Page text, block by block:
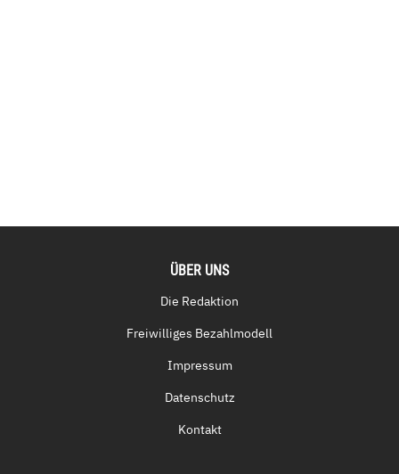
ÜBER UNS
Die Redaktion
Freiwilliges Bezahlmodell
Impressum
Datenschutz
Kontakt